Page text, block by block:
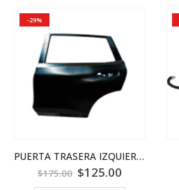
-29%
PUERTA TRASERA IZQUIERDA ROGUE 14-18
$175.00 $125.00